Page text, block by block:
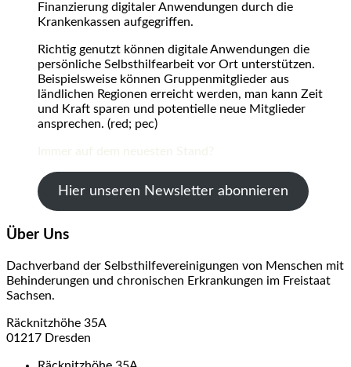
Finanzierung digitaler Anwendungen durch die
Krankenkassen aufgegriffen.
Richtig genutzt können digitale Anwendungen die
persönliche Selbsthilfearbeit vor Ort unterstützen.
Beispielsweise können Gruppenmitglieder aus
ländlichen Regionen erreicht werden, man kann Zeit
und Kraft sparen und potentielle neue Mitglieder
ansprechen. (red; pec)
Hier unseren Newsletter abonnieren
Über Uns
Dachverband der Selbsthilfevereinigungen von Menschen mit
Behinderungen und chronischen Erkrankungen im Freistaat
Sachsen.
Räcknitzhöhe 35A
01217 Dresden